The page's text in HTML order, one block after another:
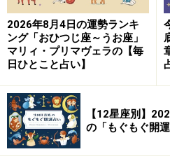
楽天市場で占い関連の
2026年8月4日の運勢ランキ
ング「おひつじ座～うお座」
マリィ・プリマヴェラの【毎
日ひとこと占い】
【12星座別】
の「もぐもぐ開運